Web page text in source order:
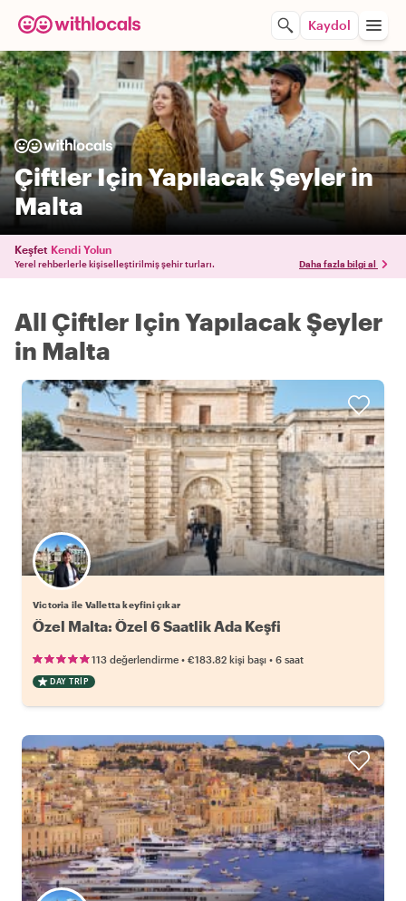
Kaydol
Çiftler Için Yapılacak Şeyler in
Malta
Keşfet Kendi Yolun
Yerel rehberlerle kişiselleştirilmiş şehir turları. Daha fazla bilgi al
All Çiftler Için Yapılacak Şeyler
in Malta
Victoria ile Valletta keyfini çıkar
Özel Malta: Özel 6 Saatlik Ada Keşfi
113 değerlendirme • €183.82 kişi başı • 6 saat
DAY TRIP